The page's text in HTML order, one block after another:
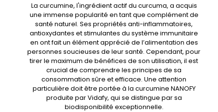
La curcumine, l'ingrédient actif du curcuma, a acquis
une immense popularité en tant que complément de
santé naturel. Ses propriétés anti-inflammatoires,
antioxydantes et stimulantes du système immunitaire
en ont fait un élément apprécié de l’alimentation des
personnes soucieuses de leur santé. Cependant, pour
tirer le maximum de bénéfices de son utilisation, il est
crucial de comprendre les principes de sa
consommation sûre et efficace. Une attention
particulière doit être portée à la curcumine NANOFY
produite par Vidafy, qui se distingue par sa
biodisponibilité exceptionnelle.